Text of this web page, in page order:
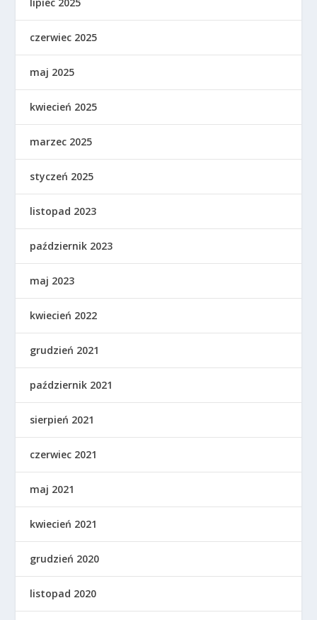
czerwiec 2025
maj 2025
kwiecień 2025
marzec 2025
styczeń 2025
listopad 2023
październik 2023
maj 2023
kwiecień 2022
grudzień 2021
październik 2021
sierpień 2021
czerwiec 2021
maj 2021
kwiecień 2021
grudzień 2020
listopad 2020